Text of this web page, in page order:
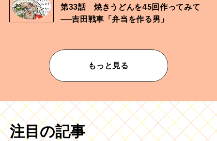
第33話 焼きうどんを45回作ってみて
──吉田戦車「弁当を作る男」
もっと見る
注目の記事